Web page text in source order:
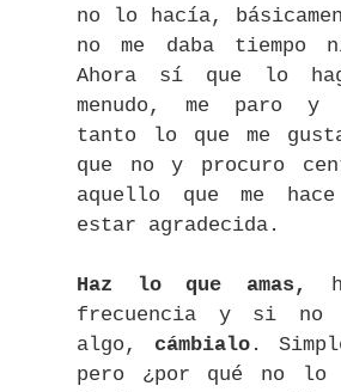
no lo hacía,
no me daba tiempo
Ahora sí que lo
menudo, me paro y
tanto lo que me
que no y procuro
aquello que me
estar agradecida.
Haz lo que amas,
frecuencia y si no
algo, cámbialo.
pero ¿por qué no lo